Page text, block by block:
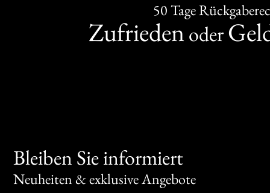
50 Tage
Zufrieden oder
Bleiben Sie informiert
Neuheiten & exklusive Angebote